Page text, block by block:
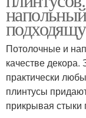
Потолочные и
качестве
практически
плинтусы
прикрывая стыки